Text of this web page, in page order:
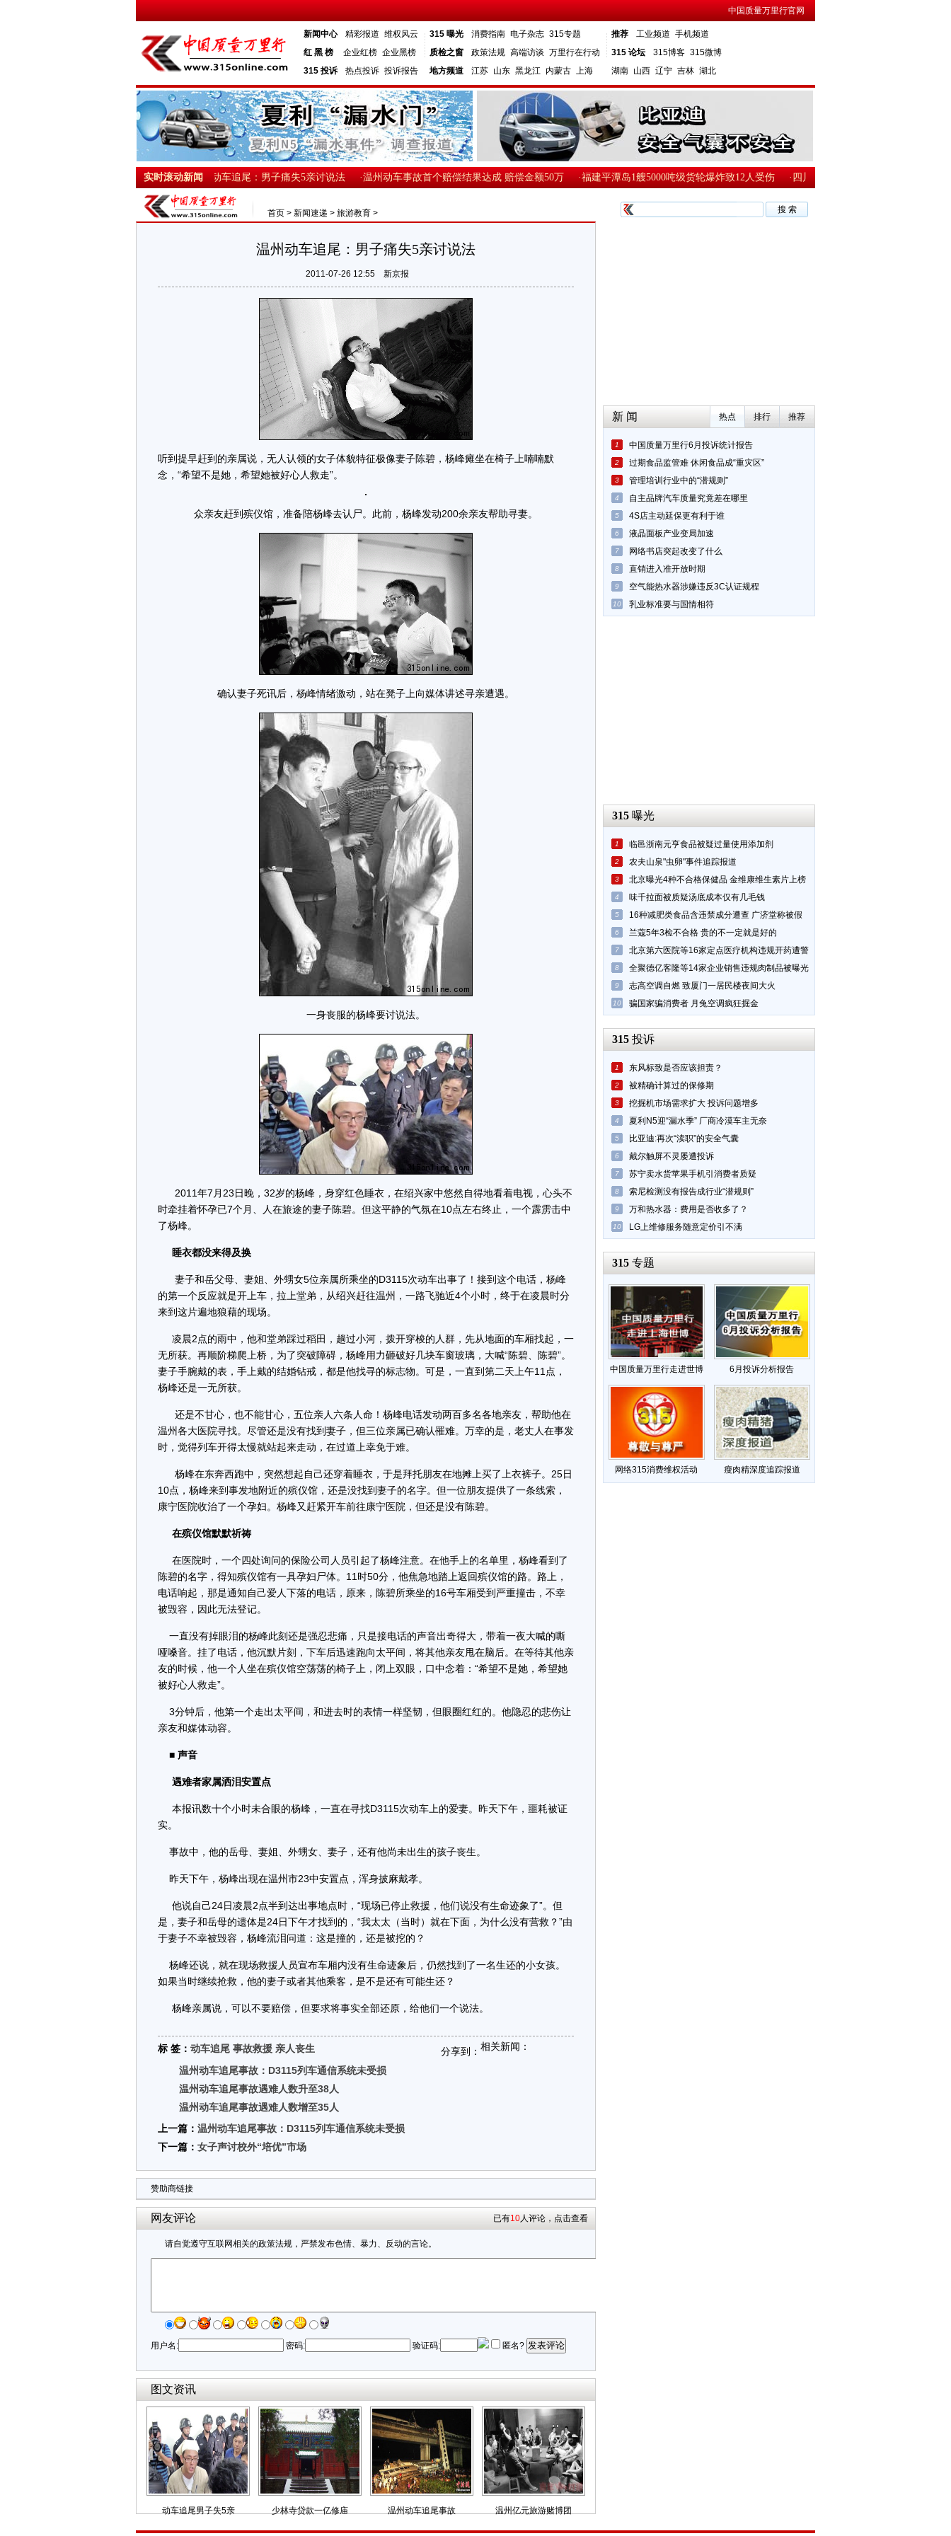
中国质量万里行官网
新闻中心 精彩报道 维权风云
红 黑 榜
企业红榜 企业黑榜
315 投诉
热点投诉 投诉报告
315 曝光 消费指南 电子杂志 315专题
质检之窗
政策法规 高端访谈 万里行在行动
地方频道
江苏 山东 黑龙江 内蒙古 上海
推荐 工业频道 手机频道
315 论坛
315博客 315微博
湖南 山西 辽宁 吉林 湖北
实时滚动新闻
队长邵曳戎坚持原地清理获救伊伊 ·温州动车追尾：男子痛失5亲讨说法 ·温州动车事故首个赔偿结果达成 赔偿金额50万 ·福建平潭岛1艘5000吨级货轮爆炸致12人受伤 ·四川南充1名副区长群发买官短信被免职
首页 > 新闻速递 > 旅游教育 >
温州动车追尾：男子痛失5亲讨说法
2011-07-26 12:55 新京报
听到提早赶到的亲属说，无人认领的女子体貌特征极像妻子陈碧，杨峰瘫坐在椅子上喃喃默
念，“希望不是她，希望她被好心人救走”。
众亲友赶到殡仪馆，准备陪杨峰去认尸。此前，杨峰发动200余亲友帮助寻妻。
确认妻子死讯后，杨峰情绪激动，站在凳子上向媒体讲述寻亲遭遇。
一身丧服的杨峰要讨说法。
2011年7月23日晚，32岁的杨峰，身穿红色睡衣，在绍兴家中悠然自得地看着电视，心头不
时牵挂着怀孕已7个月、人在旅途的妻子陈碧。但这平静的气氛在10点左右终止，一个霹雳击中
了杨峰。
睡衣都没来得及换
妻子和岳父母、妻姐、外甥女5位亲属所乘坐的D3115次动车出事了！接到这个电话，杨峰
的第一个反应就是开上车，拉上堂弟，从绍兴赶往温州，一路飞驰近4个小时，终于在凌晨时分
来到这片遍地狼藉的现场。
凌晨2点的雨中，他和堂弟踩过稻田，趟过小河，拨开穿梭的人群，先从地面的车厢找起，一
无所获。再顺阶梯爬上桥，为了突破障碍，杨峰用力砸破好几块车窗玻璃，大喊“陈碧、陈碧”。
妻子手腕戴的表，手上戴的结婚钻戒，都是他找寻的标志物。可是，一直到第二天上午11点，
杨峰还是一无所获。
还是不甘心，也不能甘心，五位亲人六条人命！杨峰电话发动两百多名各地亲友，帮助他在
温州各大医院寻找。尽管还是没有找到妻子，但三位亲属已确认罹难。万幸的是，老丈人在事发
时，觉得列车开得太慢就站起来走动，在过道上幸免于难。
杨峰在东奔西跑中，突然想起自己还穿着睡衣，于是拜托朋友在地摊上买了上衣裤子。25日
10点，杨峰来到事发地附近的殡仪馆，还是没找到妻子的名字。但一位朋友提供了一条线索，
康宁医院收治了一个孕妇。杨峰又赶紧开车前往康宁医院，但还是没有陈碧。
在殡仪馆默默祈祷
在医院时，一个四处询问的保险公司人员引起了杨峰注意。在他手上的名单里，杨峰看到了
陈碧的名字，得知殡仪馆有一具孕妇尸体。11时50分，他焦急地踏上返回殡仪馆的路。路上，
电话响起，那是通知自己爱人下落的电话，原来，陈碧所乘坐的16号车厢受到严重撞击，不幸
被毁容，因此无法登记。
一直没有掉眼泪的杨峰此刻还是强忍悲痛，只是接电话的声音出奇得大，带着一夜大喊的嘶
哑嗓音。挂了电话，他沉默片刻，下车后迅速跑向太平间，将其他亲友甩在脑后。在等待其他亲
友的时候，他一个人坐在殡仪馆空荡荡的椅子上，闭上双眼，口中念着：“希望不是她，希望她
被好心人救走”。
3分钟后，他第一个走出太平间，和进去时的表情一样坚韧，但眼圈红红的。他隐忍的悲伤让
亲友和媒体动容。
■ 声音
遇难者家属洒泪安置点
本报讯数十个小时未合眼的杨峰，一直在寻找D3115次动车上的爱妻。昨天下午，噩耗被证
实。
事故中，他的岳母、妻姐、外甥女、妻子，还有他尚未出生的孩子丧生。
昨天下午，杨峰出现在温州市23中安置点，浑身披麻戴孝。
他说自己24日凌晨2点半到达出事地点时，“现场已停止救援，他们说没有生命迹象了”。但
是，妻子和岳母的遗体是24日下午才找到的，“我太太（当时）就在下面，为什么没有营救？”由
于妻子不幸被毁容，杨峰流泪问道：这是撞的，还是被挖的？
杨峰还说，就在现场救援人员宣布车厢内没有生命迹象后，仍然找到了一名生还的小女孩。
如果当时继续抢救，他的妻子或者其他乘客，是不是还有可能生还？
杨峰亲属说，可以不要赔偿，但要求将事实全部还原，给他们一个说法。
标 签： 动车追尾 事故救援 亲人丧生 分享到： 相关新闻：
温州动车追尾事故：D3115列车通信系统未受损
温州动车追尾事故遇难人数升至38人
温州动车追尾事故遇难人数增至35人
上一篇： 温州动车追尾事故：D3115列车通信系统未受损
下一篇： 女子声讨校外“培优”市场
赞助商链接
网友评论 已有10人评论，点击查看
请自觉遵守互联网相关的政策法规，严禁发布色情、暴力、反动的言论。
用户名: 密码: 验证码: 匿名? 发表评论
图文资讯
动车追尾男子失5亲 少林寺贷款一亿修庙 温州动车追尾事故 温州亿元旅游赌博团
新 闻 推荐
排行
热点
1 中国质量万里行6月投诉统计报告
2 过期食品监管难 休闲食品成“重灾区”
3 管理培训行业中的“潜规则”
4 自主品牌汽车质量究竟差在哪里
5 4S店主动延保更有利于谁
6 液晶面板产业变局加速
7 网络书店突起改变了什么
8 直销进入准开放时期
9 空气能热水器涉嫌违反3C认证规程
10 乳业标准要与国情相符
315 曝光
1 临邑浙南元亨食品被疑过量使用添加剂
2 农夫山泉"虫卵"事件追踪报道
3 北京曝光4种不合格保健品 金维康维生素片上榜
4 味千拉面被质疑汤底成本仅有几毛钱
5 16种减肥类食品含违禁成分遭查 广济堂称被假
6 兰蔻5年3检不合格 贵的不一定就是好的
7 北京第六医院等16家定点医疗机构违规开药遭警
8 全聚德亿客隆等14家企业销售违规肉制品被曝光
9 志高空调自燃 致厦门一居民楼夜间大火
10 骗国家骗消费者 月兔空调疯狂掘金
315 投诉
1 东风标致是否应该担责？
2 被精确计算过的保修期
3 挖掘机市场需求扩大 投诉问题增多
4 夏利N5迎“漏水季” 厂商冷漠车主无奈
5 比亚迪:再次“渎职”的安全气囊
6 戴尔触屏不灵屡遭投诉
7 苏宁卖水货苹果手机引消费者质疑
8 索尼检测没有报告成行业“潜规则”
9 万和热水器：费用是否收多了？
10 LG上维修服务随意定价引不满
315 专题
中国质量万里行走进世博 6月投诉分析报告
网络315消费维权活动 瘦肉精深度追踪报道